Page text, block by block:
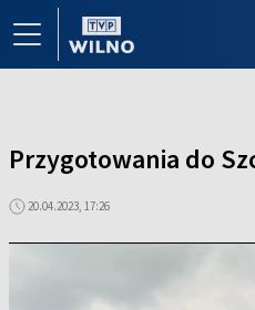
Przygotowania do
20.04.2023, 17:26